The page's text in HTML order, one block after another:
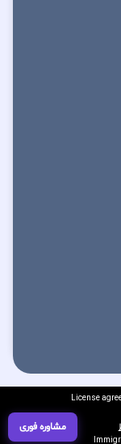
License
مشاوره فوری